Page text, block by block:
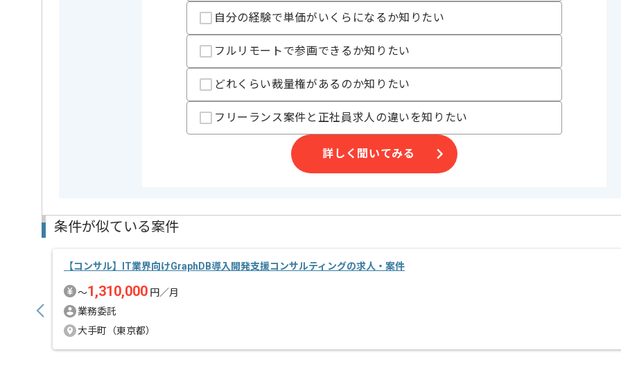
新しいアイディアや技術を積極的に導入し、
経験豊富なメンバーと成長が出来る環境でございます。
スキルアップされたい方、長期的に参画されたい方にオススメの案件です。
自分の経験で単価がいくらになるか知りたい
フルリモートで参画できるか知りたい
どれくらい裁量権があるのか知りたい
フリーランス案件と正社員求人の違いを知りたい
詳しく聞いてみる
条件が似ている案件
【コンサル】IT業界向けGraphDB導入開発支援コンサルティングの求人・案件
〜1,310,000 円／月
業務委託
大手町（東京都）